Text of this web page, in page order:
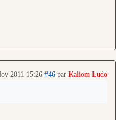
2011 15:26 #46 par Kaliom Ludo